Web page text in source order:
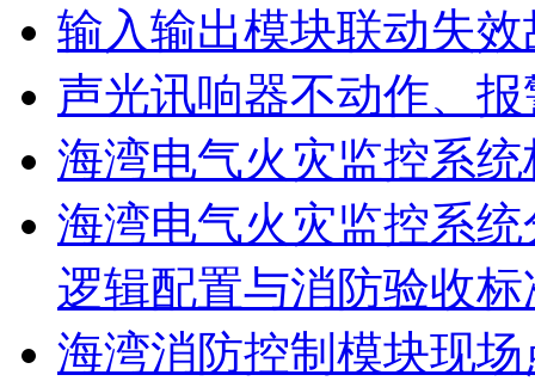
输入输出模块联动失效
声光讯响器不动作、
海湾电气火灾监控系
海湾电气火灾监控系
逻辑配置与消防验收标
海湾消防控制模块现